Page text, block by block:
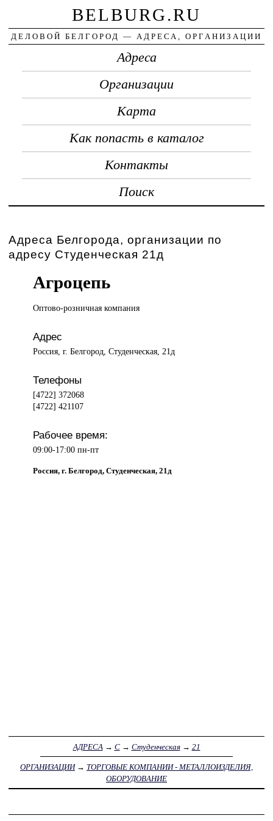
BELBURG.RU
ДЕЛОВОЙ БЕЛГОРОД — АДРЕСА, ОРГАНИЗАЦИИ
Адреса
Организации
Карта
Как попасть в каталог
Контакты
Поиск
Адреса Белгорода, организации по
адресу Студенческая 21д
Агроцепь
Оптово-розничная компания
Адрес
Россия, г. Белгород, Студенческая, 21д
Телефоны
[4722] 372068
[4722] 421107
Рабочее время:
09:00-17:00 пн-пт
Россия, г. Белгород, Студенческая, 21д
АДРЕСА → С→ Студенческая→ 21
ОРГАНИЗАЦИИ→ ТОРГОВЫЕ КОМПАНИИ - МЕТАЛЛОИЗДЕЛИЯ,
ОБОРУДОВАНИЕ